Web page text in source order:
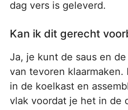
dag vers is geleverd.
Kan ik dit gerecht
Ja, je kunt de saus en
van tevoren klaarmaken.
in de koelkast en
vlak voordat je het in de